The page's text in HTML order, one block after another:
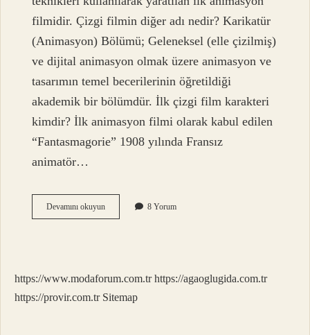
filmidir. Çizgi filmin diğer adı nedir? Karikatür
(Animasyon) Bölümü; Geleneksel (elle çizilmiş)
ve dijital animasyon olmak üzere animasyon ve
tasarımın temel becerilerinin öğretildiği
akademik bir bölümdür. İlk çizgi film karakteri
kimdir? İlk animasyon filmi olarak kabul edilen
“Fantasmagorie” 1908 yılında Fransız
animatör…
Devamını okuyun1906
Yılında
Filmin
Adı
8 Yorum
https://www.modaforum.com.tr https://agaoglugida.com.tr
https://provir.com.tr Sitemap